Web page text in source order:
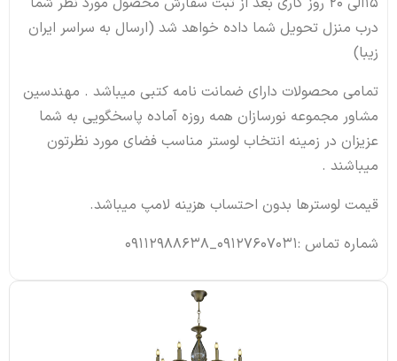
درب منزل تحویل شما داده خواهد شد (ارسال به سراسر ایران
زیبا)
تمامی محصولات دارای ضمانت نامه کتبی میباشد . مهندسین
مشاور مجموعه نورسازان همه روزه آماده پاسخگویی به شما
عزیزان در زمینه انتخاب لوستر مناسب فضای مورد نظرتون
میباشند .
قیمت لوسترها بدون احتساب هزینه لامپ میباشد.
شماره تماس :09127607031_09112988638